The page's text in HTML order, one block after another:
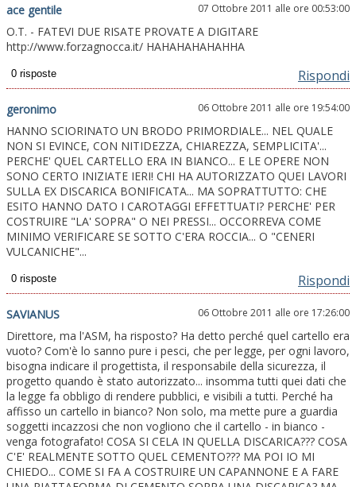
ace gentile 07 Ottobre 2011 alle ore 00:53:00
O.T. - FATEVI DUE RISATE PROVATE A DIGITARE
http://www.forzagnocca.it/ HAHAHAHAHAHHA
Rispondi
geronimo 06 Ottobre 2011 alle ore 19:54:00
HANNO SCIORINATO UN BRODO PRIMORDIALE... NEL QUALE
NON SI EVINCE, CON NITIDEZZA, CHIAREZZA, SEMPLICITA'...
PERCHE' QUEL CARTELLO ERA IN BIANCO... E LE OPERE NON
SONO CERTO INIZIATE IERI! CHI HA AUTORIZZATO QUEI LAVORI
SULLA EX DISCARICA BONIFICATA... MA SOPRATTUTTO: CHE
ESITO HANNO DATO I CAROTAGGI EFFETTUATI? PERCHE' PER
COSTRUIRE "LA' SOPRA" O NEI PRESSI... OCCORREVA COME
MINIMO VERIFICARE SE SOTTO C'ERA ROCCIA... O "CENERI
VULCANICHE"...
Rispondi
SAVIANUS 06 Ottobre 2011 alle ore 17:26:00
Direttore, ma l'ASM, ha risposto? Ha detto perché quel cartello era
vuoto? Com'è lo sanno pure i pesci, che per legge, per ogni lavoro,
bisogna indicare il progettista, il responsabile della sicurezza, il
progetto quando è stato autorizzato... insomma tutti quei dati che
la legge fa obbligo di rendere pubblici, e visibili a tutti. Perché ha
affisso un cartello in bianco? Non solo, ma mette pure a guardia
soggetti incazzosi che non vogliono che il cartello - in bianco -
venga fotografato! COSA SI CELA IN QUELLA DISCARICA??? COSA
C'E' REALMENTE SOTTO QUEL CEMENTO??? MA POI IO MI
CHIEDO... COME SI FA A COSTRUIRE UN CAPANNONE E A FARE